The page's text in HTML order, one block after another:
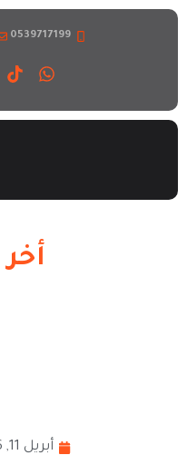
0539717199
أخر
أبريل 11, 2026